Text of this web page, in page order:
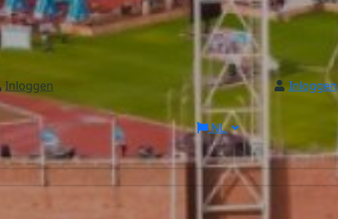
Inloggen Inloggen
NL